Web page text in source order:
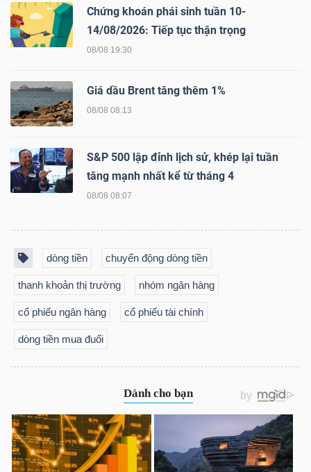
Chứng khoán phái sinh tuần 10-
14/08/2026: Tiếp tục thận trọng
08/08 19:30
Giá dầu Brent tăng thêm 1%
08/08 08:13
S&P 500 lập đỉnh lịch sử, khép lại tuần
tăng mạnh nhất kể từ tháng 4
08/08 08:07
dòng tiền chuyển động dòng tiền
thanh khoản thị trường nhóm ngân hàng
cổ phiếu ngân hàng cổ phiếu tài chính
dòng tiền mua đuổi
CÔNG
NGHỆ
TIN
DỊCH
VỤ
TIỆN
ĐỘNG
SẢN